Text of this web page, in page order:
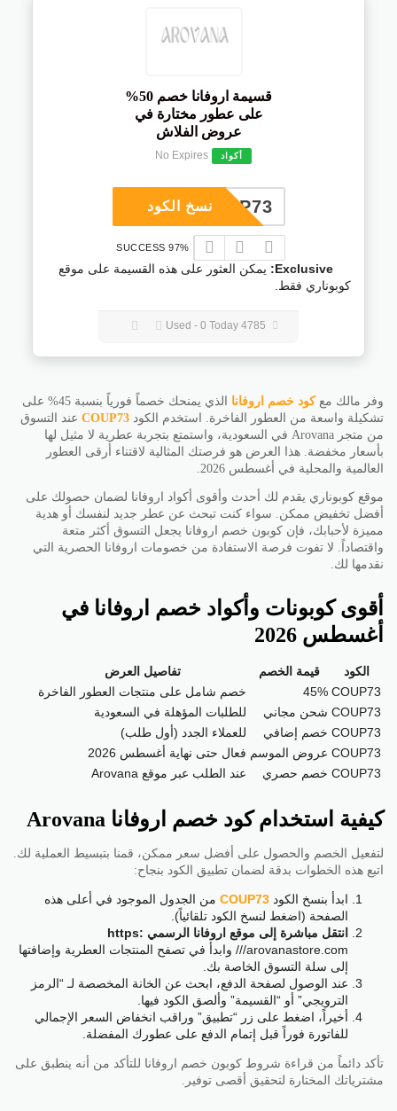
قسيمة اروفانا خصم 50%
على عطور مختارة في
عروض الفلاش
أكواد No Expires
COUP73نسخ الكود
97% SUCCESS
Exclusive:
يمكن العثور على هذه القسيمة على موقع
كوبوناري فقط.
وفر مالك معكود خصم اروفانا
الذي يمنحك خصماً فورياً بنسبة 45% على
تشكيلة واسعة من العطور الفاخرة. استخدم الكود COUP73 عند التسوق
من متجر Arovana في السعودية، واستمتع بتجربة عطرية لا مثيل لها
بأسعار مخفضة. هذا العرض هو فرصتك المثالية لاقتناء أرقى العطور
العالمية والمحلية في أغسطس 2026.
موقع كوبوناري يقدم لك أحدث وأقوى أكواد اروفانا لضمان حصولك على
أفضل تخفيض ممكن. سواء كنت تبحث عن عطر جديد لنفسك أو هدية
مميزة لأحبابك، فإن كوبون خصم اروفانا يجعل التسوق أكثر متعة
واقتصاداً. لا تفوت فرصة الاستفادة من خصومات اروفانا الحصرية التي
نقدمها لك.
أقوى كوبونات وأكواد خصم اروفانا في
أغسطس 2026
الكود قيمة الخصم
تفاصيل العرض
COUP73
45%
خصم شامل على منتجات العطور الفاخرة
COUP73 شحن مجاني
للطلبات المؤهلة في السعودية
COUP73 خصم إضافي
للعملاء الجدد (أول طلب)
COUP73 عروض الموسم فعال حتى نهاية أغسطس 2026
COUP73 خصم حصري عند الطلب عبر موقع Arovana
كيفية استخدام كود خصم اروفانا Arovana
لتفعيل الخصم والحصول على أفضل سعر ممكن، قمنا بتبسيط العملية لك.
اتبع هذه الخطوات بدقة لضمان تطبيق الكود بنجاح:
ابدأ بنسخ الكود COUP73 من الجدول الموجود في أعلى هذه
الصفحة (اضغط لنسخ الكود تلقائياً).
انتقل مباشرة إلى موقع اروفانا الرسمي https:
//arovanastore.com/ وابدأ في تصفح المنتجات العطرية وإضافتها
إلى سلة التسوق الخاصة بك.
عند الوصول لصفحة الدفع، ابحث عن الخانة المخصصة لـ “الرمز
الترويجي” أو “القسيمة” وألصق الكود فيها.
أخيراً، اضغط على زر “تطبيق” وراقب انخفاض السعر الإجمالي
للفاتورة فوراً قبل إتمام الدفع على عطورك المفضلة.
تأكد دائماً من قراءة شروط كوبون خصم اروفانا للتأكد من أنه ينطبق على
مشترياتك المختارة لتحقيق أقصى توفير.